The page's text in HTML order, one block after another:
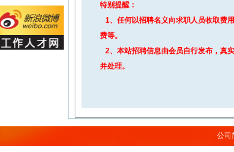
特别提醒 ：
1、任何以招聘名义向求职人员收取费
费等。
2、本站招聘信息由会员自行发布，真
并处理。
公司